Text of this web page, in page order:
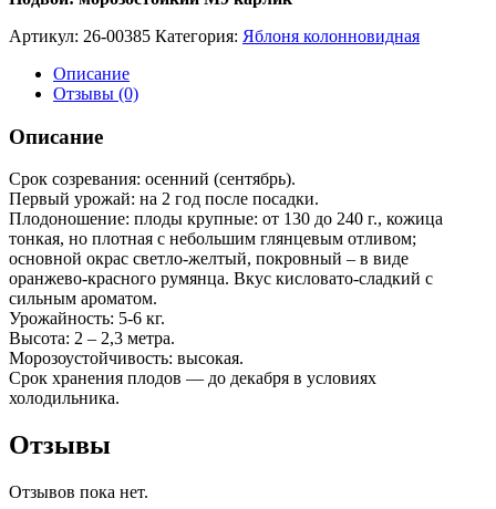
Артикул: 26-00385 Категория: Яблоня колонновидная
Описание
Отзывы (0)
Описание
Срок созревания: осенний (сентябрь).
Первый урожай: на 2 год после посадки.
Плодоношение: плоды крупные: от 130 до 240 г., кожица
тонкая, но плотная с небольшим глянцевым отливом;
основной окрас светло-желтый, покровный – в виде
оранжево-красного румянца. Вкус кисловато-сладкий с
сильным ароматом.
Урожайность: 5-6 кг.
Высота: 2 – 2,3 метра.
Морозоустойчивость: высокая.
Срок хранения плодов — до декабря в условиях
холодильника.
Отзывы
Отзывов пока нет.